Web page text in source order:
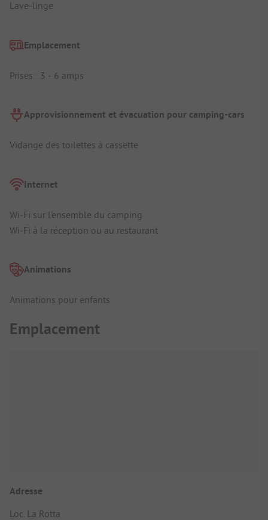
Lave-linge
Emplacement
Prises : 3 - 6 amps
Approvisionnement et évacuation pour camping-cars
Vidange des toilettes à cassette
Internet
Wi-Fi sur l'ensemble du camping
Wi-Fi à la réception ou au restaurant
Animations
Animations pour enfants
Emplacement
Adresse
Loc. La Rotta